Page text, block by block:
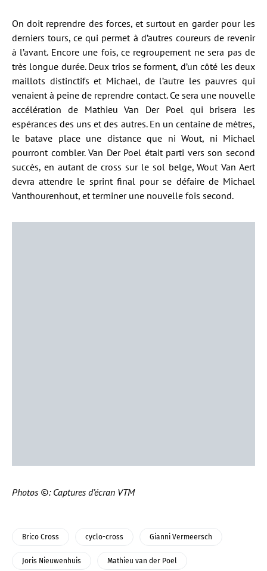
On doit reprendre des forces, et surtout en garder pour les
derniers tours, ce qui permet à d’autres coureurs de revenir
à l’avant. Encore une fois, ce regroupement ne sera pas de
très longue durée. Deux trios se forment, d’un côté les deux
maillots distinctifs et Michael, de l’autre les pauvres qui
venaient à peine de reprendre contact. Ce sera une nouvelle
accélération de Mathieu Van Der Poel qui brisera les
espérances des uns et des autres. En un centaine de mètres,
le batave place une distance que ni Wout, ni Michael
pourront combler. Van Der Poel était parti vers son second
succès, en autant de cross sur le sol belge, Wout Van Aert
devra attendre le sprint final pour se défaire de Michael
Vanthourenhout, et terminer une nouvelle fois second.
Photos ©: Captures d’écran VTM
Brico Cross cyclo-cross Gianni Vermeersch
Joris Nieuwenhuis Mathieu van der Poel